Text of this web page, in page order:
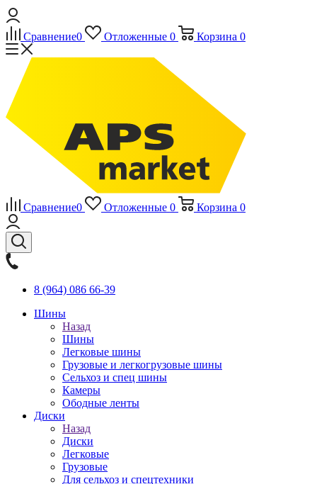
Сравнение0 Отложенные 0 Корзина 0
Сравнение0 Отложенные 0 Корзина 0
8 (964) 086 66-39
Шины
Назад
Шины
Легковые шины
Грузовые и легкогрузовые шины
Сельхоз и спец шины
Камеры
Ободные ленты
Диски
Назад
Диски
Легковые
Грузовые
Для сельхоз и спецтехники